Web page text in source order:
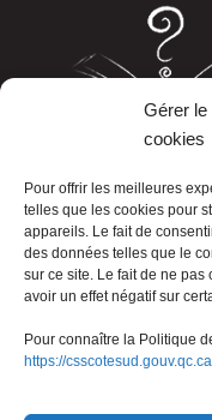
Gérer le
cookies
Pour offrir les meilleures
telles que les cookies pour
appareils. Le fait de
des données telles que le
sur ce site. Le fait de ne
avoir un effet négatif sur
Pour connaître la Politique
https://
LISTE